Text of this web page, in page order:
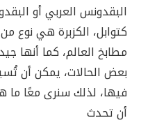
البقدونس العربي أو
كتوابل، الكزبرة هي نوع
مطابخ العالم، كما أنها
بعض الحالات، يمكن أن
فيها، لذلك سنرى معًا ما
أن تحدث